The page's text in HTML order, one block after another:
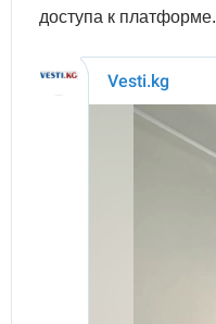
доступа к платформе.